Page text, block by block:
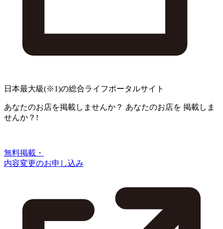
日本最大級(※1)の総合ライフポータルサイト
あなたのお店を掲載しませんか？ あなたのお店を 掲載しま
せんか？!
無料掲載・
内容変更のお申し込み